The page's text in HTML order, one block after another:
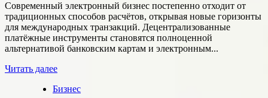
Современный электронный бизнес постепенно отходит от
традиционных способов расчётов, открывая новые горизонты
для международных транзакций. Децентрализованные
платёжные инструменты становятся полноценной
альтернативой банковским картам и электронным...
Читать далееПрочитать
о
Бизнес